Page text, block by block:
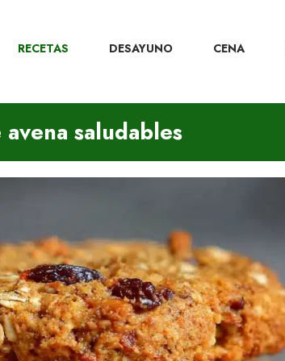
RECETAS DESAYUNO CENA
saludables